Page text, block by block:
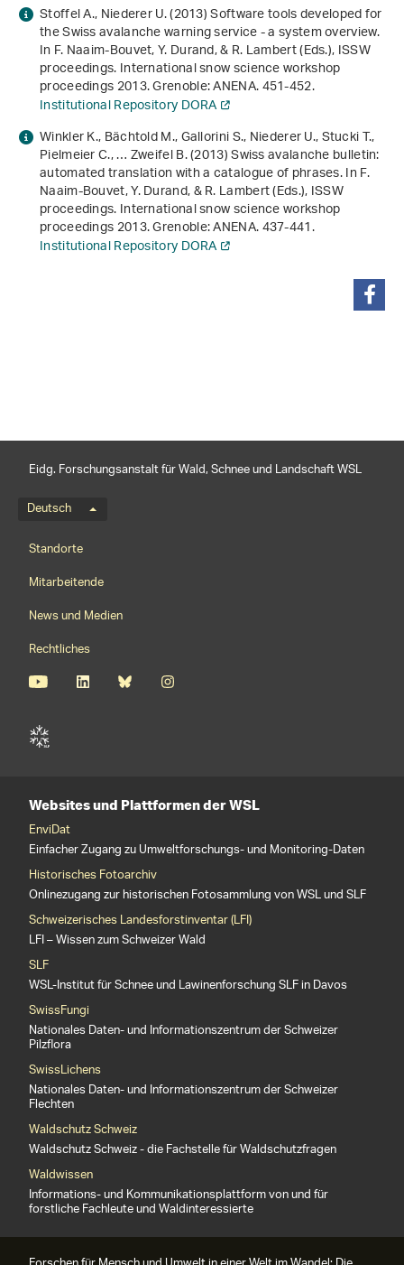
Stoffel A., Niederer U. (2013)Software tools developed for
the Swiss avalanche warning service - a system overview.
In F. Naaim-Bouvet, Y. Durand, & R. Lambert (Eds.),ISSW
proceedings.International snow science workshop
proceedings 2013. Grenoble: ANENA. 451-452.
Institutional Repository DORA
Winkler K., Bächtold M., Gallorini S., Niederer U., Stucki T.,
Pielmeier C., … Zweifel B. (2013)Swiss avalanche bulletin:
automated translation with a catalogue of phrases. In F.
Naaim-Bouvet, Y. Durand, & R. Lambert (Eds.),ISSW
proceedings.International snow science workshop
proceedings 2013. Grenoble: ANENA. 437-441.
Institutional Repository DORA
Eidg. Forschungsanstalt für Wald, Schnee und Landschaft WSL
Sprachmenü
Deutsch
Footernavigation
Standorte
Mitarbeitende
News und Medien
Rechtliches
Websites und Plattformen der WSL
EnviDat
Einfacher Zugang zu Umweltforschungs- und Monitoring-Daten
Historisches Fotoarchiv
Onlinezugang zur historischen Fotosammlung von WSL und SLF
Schweizerisches Landesforstinventar (LFI)
LFI – Wissen zum Schweizer Wald
SLF
WSL-Institut für Schnee und Lawinenforschung SLF in Davos
SwissFungi
Nationales Daten- und Informationszentrum der Schweizer
Pilzflora
SwissLichens
Nationales Daten- und Informationszentrum der Schweizer
Flechten
Waldschutz Schweiz
Waldschutz Schweiz - die Fachstelle für Waldschutzfragen
Waldwissen
Informations- und Kommunikationsplattform von und für
forstliche Fachleute und Waldinteressierte